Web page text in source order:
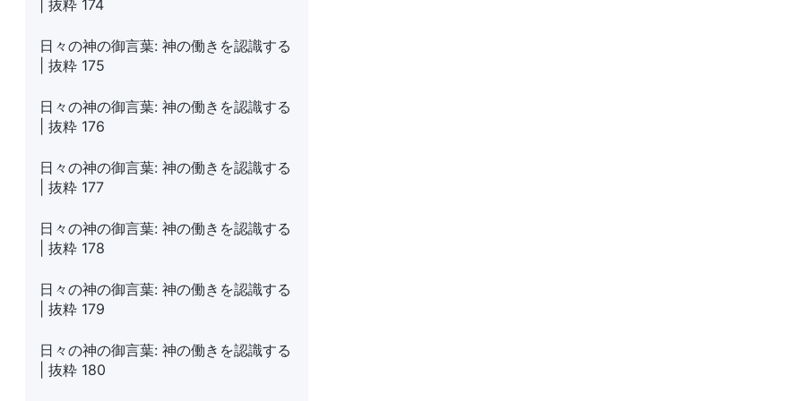
| 抜粋 174
日々の神の御言葉: 神の働きを認識する
| 抜粋 175
日々の神の御言葉: 神の働きを認識する
| 抜粋 176
日々の神の御言葉: 神の働きを認識する
| 抜粋 177
日々の神の御言葉: 神の働きを認識する
| 抜粋 178
日々の神の御言葉: 神の働きを認識する
| 抜粋 179
日々の神の御言葉: 神の働きを認識する
| 抜粋 180